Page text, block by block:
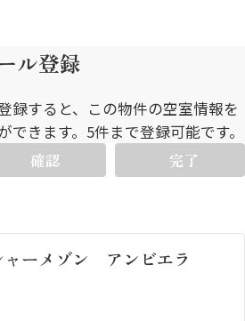
お気に入り
ら探す
す
ル登録
録すると、この物件の空室情報を
できます。5件まで登録可能です。
確認 完了
ャーメゾン アンビエラ